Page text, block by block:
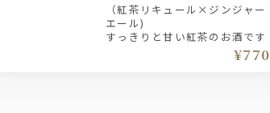
（紅茶リキュール×ジンジャー
エール)
すっきりと甘い紅茶のお酒です
¥770